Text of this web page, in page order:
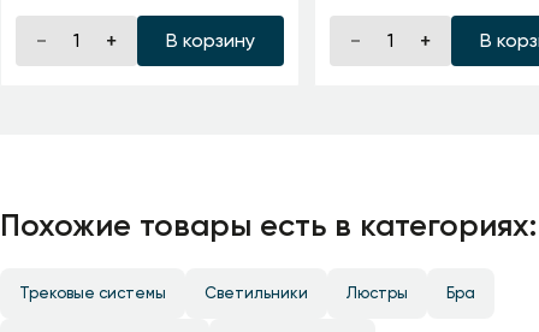
В корзину В
Похожие товары есть в категориях:
Трековые системы Светильники Люстры Бра